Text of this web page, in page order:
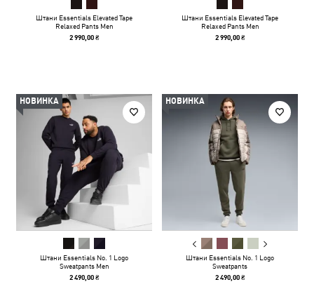
Штани Essentials Elevated Tape
Relaxed Pants Men
2 990,00 ₴
Штани Essentials Elevated Tape
Relaxed Pants Men
2 990,00 ₴
НОВИНКА
Штани Essentials No. 1 Logo
Sweatpants Men
2 490,00 ₴
НОВИНКА
Штани Essentials No. 1 Logo
Sweatpants
2 490,00 ₴